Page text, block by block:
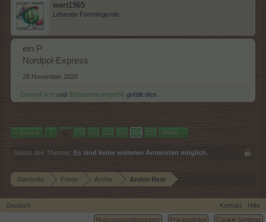
wert1965
Lebende Forenlegende
ein P
Nordpol-Express
28 November 2020
DanysFarm und 96bauerntrampel96 gefällt dies.
< Zurück 1 ← 250 251 252 253 254 255 Weiter >
Status des Themas: Es sind keine weiteren Antworten möglich.
Startseite Foren Archiv Archiv Rest
Deutsch Kontakt
Hilfe
Nutzungsbedingungen
Privatsphäre Cookie Settings